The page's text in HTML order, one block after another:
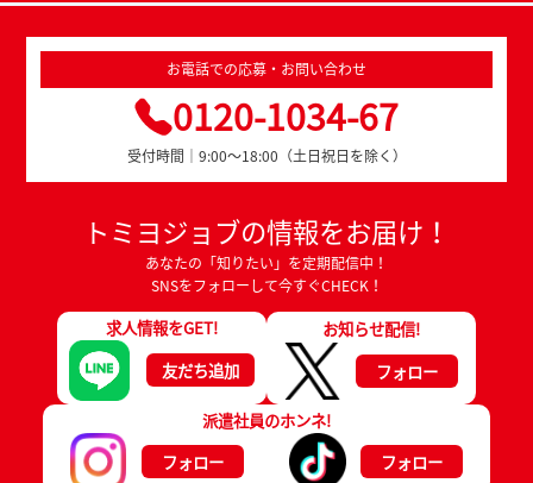
お電話での応募・お問い合わせ
0120-1034-67
受付時間｜9:00～18:00（土日祝日を除く）
トミヨジョブの情報をお届け！
あなたの「知りたい」を定期配信中！
SNSをフォローして今すぐCHECK！
求人情報をGET!
友だち追加
お知らせ配信!
フォロー
派遣社員のホンネ!
フォロー
フォロー